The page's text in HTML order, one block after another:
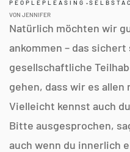
PEOPLEPLEASING •
VON JENNIFER
Natürlich möchten wir
ankommen – das
gesellschaftliche
gehen, dass wir es allen
Vielleicht kennst auch
Bitte ausgesprochen,
auch wenn du innerlich